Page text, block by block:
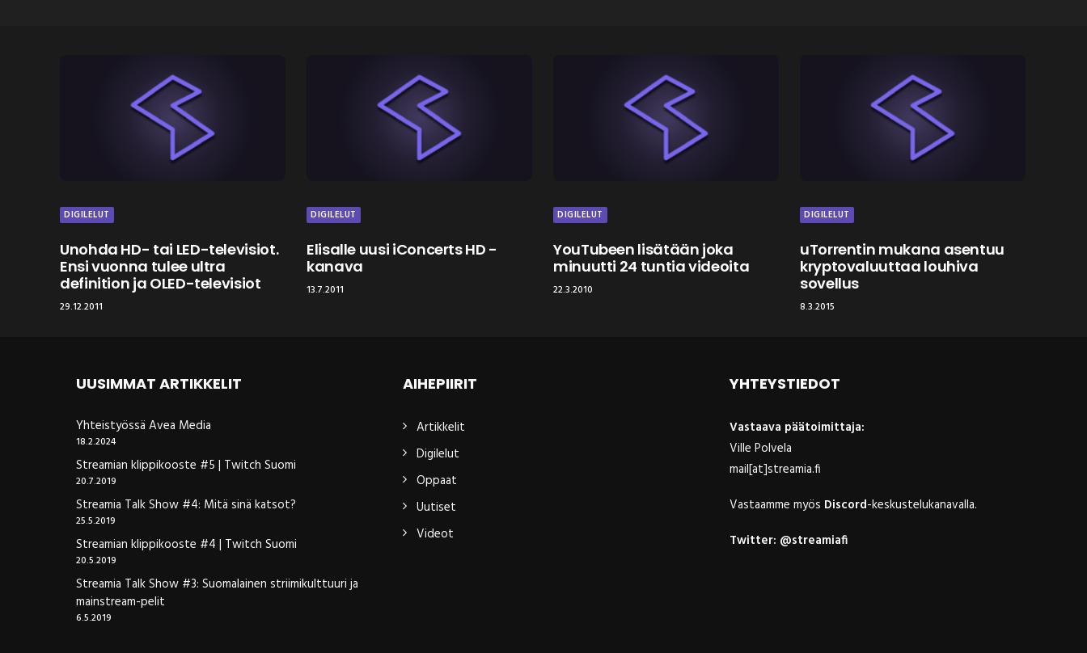
DIGILELUT
Unohda HD- tai LED-televisiot.
Ensi vuonna tulee ultra
definition ja OLED-televisiot
29.12.2011
DIGILELUT
Elisalle uusi iConcerts HD -
kanava
13.7.2011
DIGILELUT
YouTubeen lisätään joka
minuutti 24 tuntia videoita
22.3.2010
DIGILELUT
uTorrentin mukana asentuu
kryptovaluuttaa louhiva
sovellus
8.3.2015
UUSIMMAT ARTIKKELIT
Yhteistyössä Avea Media
18.2.2024
Streamian klippikooste #5 | Twitch Suomi
20.7.2019
Streamia Talk Show #4: Mitä sinä katsot?
25.5.2019
Streamian klippikooste #4 | Twitch Suomi
20.5.2019
Streamia Talk Show #3: Suomalainen striimikulttuuri ja
mainstream-pelit
6.5.2019
AIHEPIIRIT
Artikkelit
Digilelut
Oppaat
Uutiset
Videot
YHTEYSTIEDOT
Vastaava päätoimittaja:
Ville Polvela
mail[at]streamia.fi
Vastaamme myös Discord-keskustelukanavalla.
Twitter: @streamiafi